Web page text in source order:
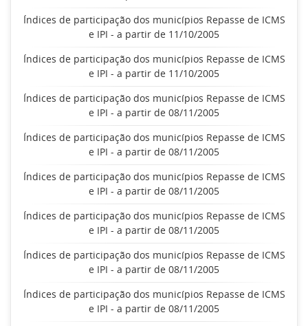
Índices de participação dos municípios Repasse de ICMS
e IPI - a partir de 11/10/2005
Índices de participação dos municípios Repasse de ICMS
e IPI - a partir de 11/10/2005
Índices de participação dos municípios Repasse de ICMS
e IPI - a partir de 08/11/2005
Índices de participação dos municípios Repasse de ICMS
e IPI - a partir de 08/11/2005
Índices de participação dos municípios Repasse de ICMS
e IPI - a partir de 08/11/2005
Índices de participação dos municípios Repasse de ICMS
e IPI - a partir de 08/11/2005
Índices de participação dos municípios Repasse de ICMS
e IPI - a partir de 08/11/2005
Índices de participação dos municípios Repasse de ICMS
e IPI - a partir de 08/11/2005